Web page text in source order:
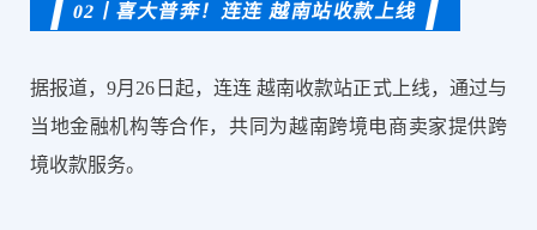
02丨喜大普奔！连连 越南站收款上线
据报道，9月26日起，连连 越南收款站正式上线，通过与
当地金融机构等合作，共同为越南跨境电商卖家提供跨
境收款服务。